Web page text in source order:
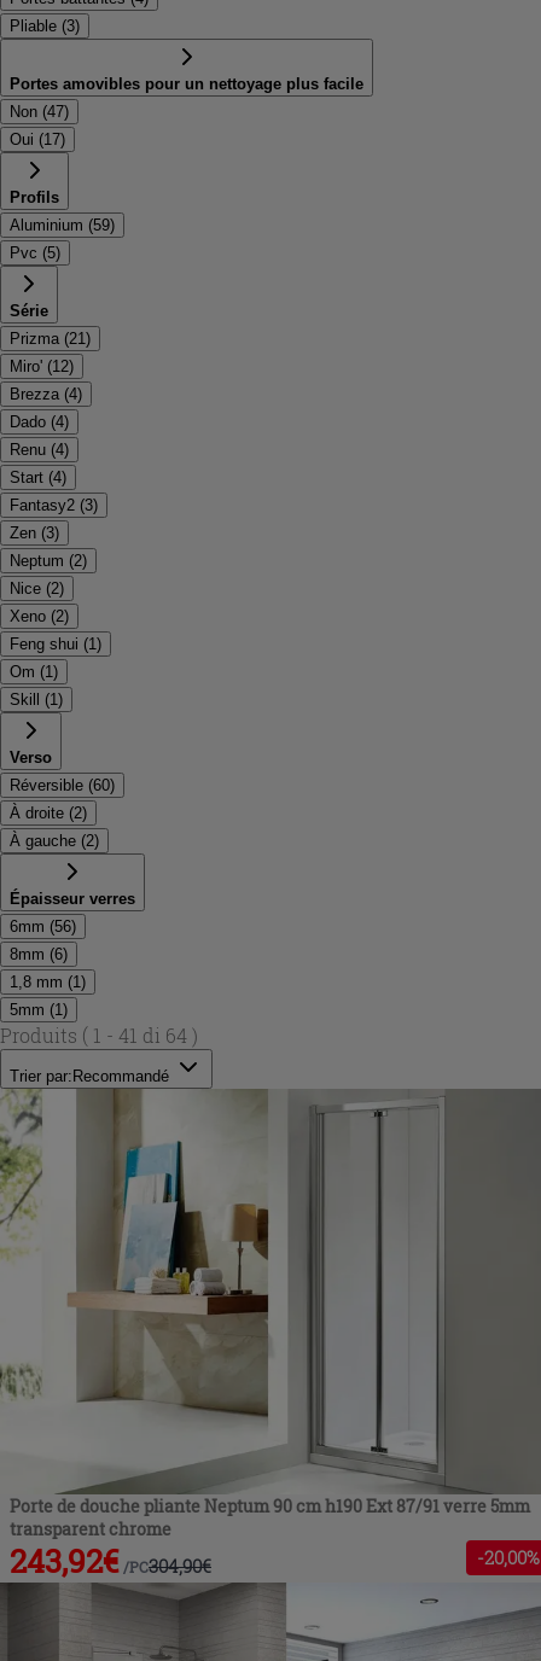
Pliable (3)
Portes amovibles pour un nettoyage plus facile
Non (47)
Oui (17)
Profils
Aluminium (59)
Pvc (5)
Série
Prizma (21 )
Miro' (12)
Brezza (4)
Dado (4)
Renu (4)
Start (4)
Fantasy2 (3)
Zen (3)
Neptum (2)
Nice (2)
Xeno (2)
Feng shui (1 )
Om (1 )
Skill
(1 )
Verso
Réversible (60)
À droite (2)
À gauche (2)
Épaisseur verres
6mm (56)
8mm (6)
1,8 mm (1 )
5mm (1 )
Produits ( 1 - 41 di 64 )
Trier par: Recommandé
Porte de douche pliante Neptum 90 cm h190 Ext 87/91 verre 5mm
transparent chrome
243,92€ /PC304,90€ -20,00%